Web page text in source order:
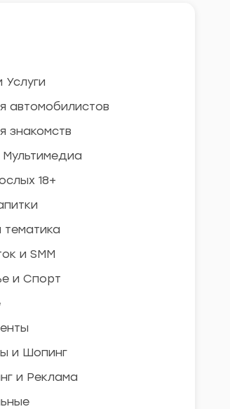
Услуги
автомобилистов
знакомств
18+
тематика
и SMM
и Спорт
и Шопинг
и Реклама